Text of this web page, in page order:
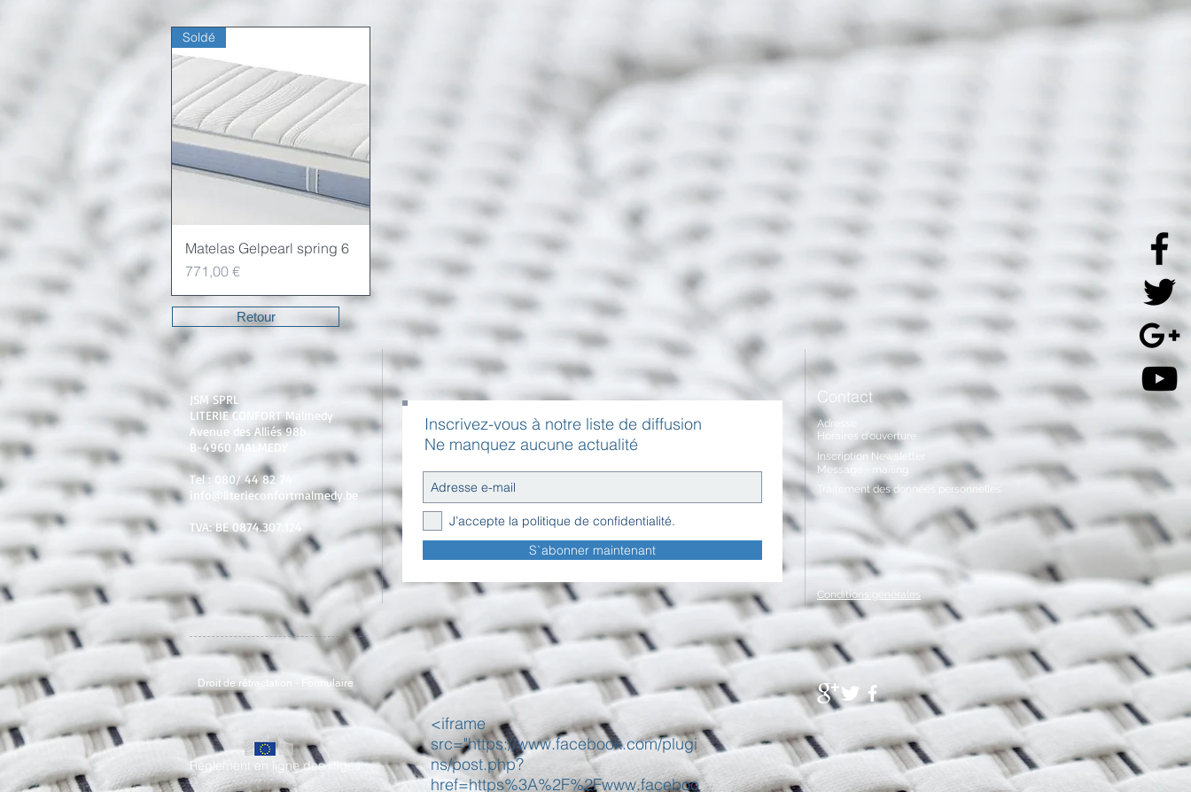
Schnellansicht
Soldé
Matelas Gelpearl spring 6
Preis
771,00 €
Retour
JSM SPRL
LITERIE CONFORT Malmedy
Avenue des Alliés 98b
B-4960 MALMEDY
Tel : 080/ 44 82 74
info@literieconfortmalmedy.be
TVA: BE 0874.307.124
Inscrivez-vous à notre liste de diffusion
Ne manquez aucune actualité
J’accepte la politique de confidentialité.
S`abonner maintenant
Contact
Adresse
Horaires d'ouverture
Inscription Newsletter
Message - mailing
Traitement des données personnelles
Conditions générales
Droit de rétractation - Formulaire
Règlement en ligne des litiges
<iframe
src="https://www.facebook.com/plugi
ns/post.php?
href=https%3A%2F%2Fwww.faceboo